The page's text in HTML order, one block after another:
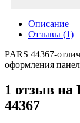
Описание
Отзывы (1)
PARS 44367-
оформления
1 отзыв на
44367